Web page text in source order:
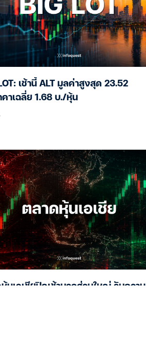
เช้านี้ ALT มูลค่าสูงสุด 23.52
คาเฉลี่ย 1.68 บ./หุ้น
นเอเชียปิดเช้าบวกส่วนใหญ่ รับความ